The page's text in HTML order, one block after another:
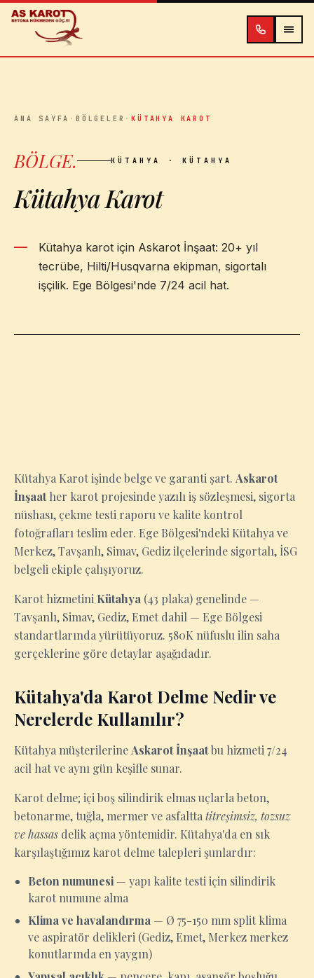
İçeriğe atla
ANA SAYFA ·BÖLGELER ·KÜTAHYA KAROT
BÖLGE. KÜTAHYA · KÜTAHYA
Kütahya Karot
Kütahya karot için Askarot İnşaat: 20+ yıl
tecrübe, Hilti/Husqvarna ekipman, sigortalı
işçilik. Ege Bölgesi'nde 7/24 acil hat.
Kütahya Karot işinde belge ve garanti şart. Askarot
İnşaather karot projesinde yazılı iş sözleşmesi, sigorta
nüshası, çekme testi raporu ve kalite kontrol
fotoğrafları teslim eder. Ege Bölgesi'ndeki Kütahya ve
Merkez, Tavşanlı, Simav, Gediz ilçelerinde sigortalı, İSG
belgeli ekiple çalışıyoruz.
Karot hizmetini Kütahya (43 plaka) genelinde —
Tavşanlı, Simav, Gediz, Emet dahil — Ege Bölgesi
standartlarında yürütüyoruz. 580K nüfuslu ilin saha
gerçeklerine göre detaylar aşağıdadır.
Kütahya'da Karot Delme Nedir ve
Nerelerde Kullanılır?
Kütahya müşterilerineAskarot İnşaatbu hizmeti 7/24
acil hat ve aynı gün keşifle sunar.
Karot delme; içi boş silindirik elmas uçlarla beton,
betonarme, tuğla, mermer ve asfaltta titreşimsiz, tozsuz
ve hassas delik açma yöntemidir. Kütahya'da en sık
karşılaştığımız karot delme talepleri şunlardır:
Beton numunesi — yapı kalite testi için silindirik
karot numune alma
Klima ve havalandırma — Ø 75-150 mm split klima
ve aspiratör delikleri (Gediz, Emet, Merkez merkez
konutlarında en yaygın)